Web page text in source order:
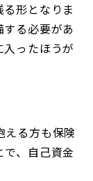
形となりま
る必要があ
ったほうが
える方も保険
、自己資金